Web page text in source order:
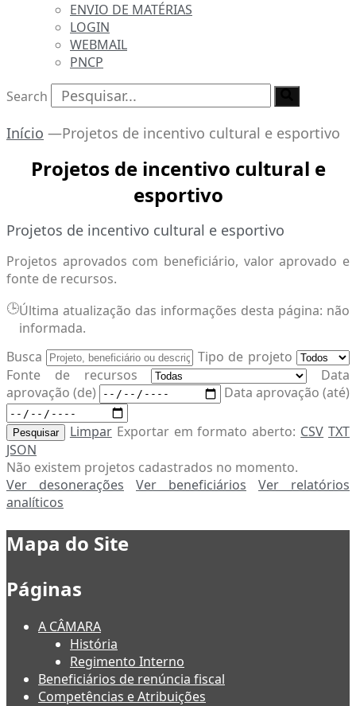
ENVIO DE MATÉRIAS
LOGIN
WEBMAIL
PNCP
Search
Início —Projetos de incentivo cultural e esportivo
Projetos de incentivo cultural e
esportivo
Projetos de incentivo cultural e esportivo
Projetos aprovados com beneficiário, valor aprovado e
fonte de recursos.
🕒Última atualização das informações desta página: não
informada.
Busca
Tipo de projeto
Fonte de recursos
Data
aprovação (de)
Data aprovação (até)
Pesquisar Limpar Exportar em formato aberto: CSV TXT
JSON
Não existem projetos cadastrados no momento.
Ver desonerações
Ver beneficiários
Ver relatórios
analíticos
Mapa do Site
Páginas
A CÂMARA
História
Regimento Interno
Beneficiários de renúncia fiscal
Competências e Atribuições